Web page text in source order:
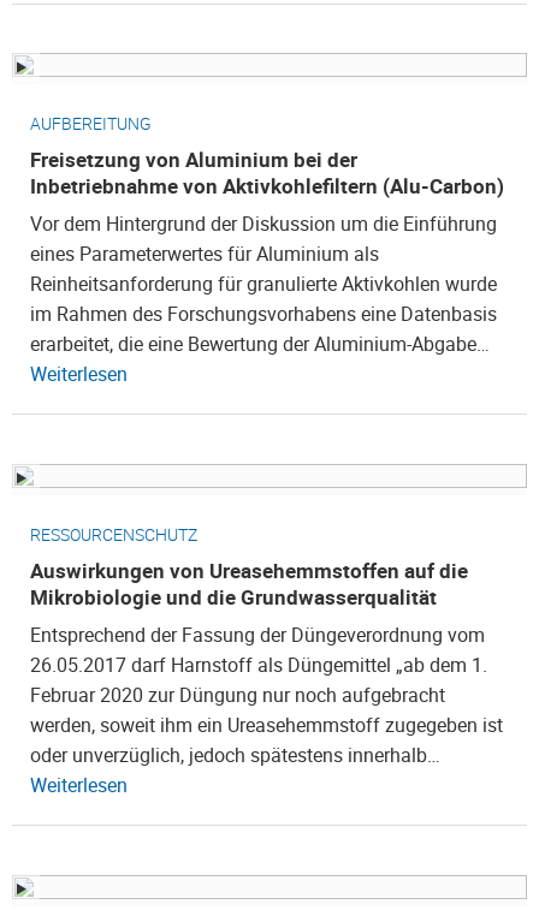
AUFBEREITUNG
Freisetzung von Aluminium bei der
Inbetriebnahme von Aktivkohlefiltern (Alu-Carbon)
Vor dem Hintergrund der Diskussion um die Einführung
eines Parameterwertes für Aluminium als
Reinheitsanforderung für granulierte Aktivkohlen wurde
im Rahmen des Forschungsvorhabens eine Datenbasis
erarbeitet, die eine Bewertung der Aluminium-Abgabe…
Weiterlesen
RESSOURCENSCHUTZ
Auswirkungen von Ureasehemmstoffen auf die
Mikrobiologie und die Grundwasserqualität
Entsprechend der Fassung der Düngeverordnung vom
26.05.2017 darf Harnstoff als Düngemittel „ab dem 1.
Februar 2020 zur Düngung nur noch aufgebracht
werden, soweit ihm ein Ureasehemmstoff zugegeben ist
oder unverzüglich, jedoch spätestens innerhalb…
Weiterlesen